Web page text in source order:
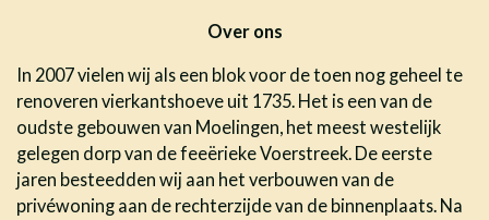
Over ons
In 2007 vielen wij als een blok voor de toen nog geheel te
renoveren vierkantshoeve uit 1735. Het is een van de
oudste gebouwen van Moelingen, het meest westelijk
gelegen dorp van de feeërieke Voerstreek. De eerste
jaren besteedden wij aan het verbouwen van de
privéwoning aan de rechterzijde van de binnenplaats. Na